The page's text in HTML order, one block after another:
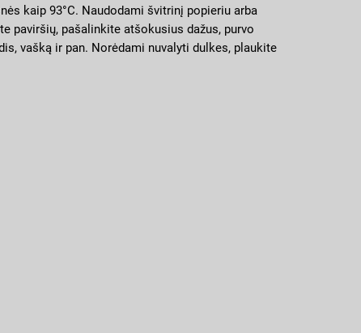
kaip 93°C. Naudodami švitrinį popieriu arba
paviršių, pašalinkite atšokusius dažus, purvo
vašką ir pan. Norėdami nuvalyti dulkes, plaukite
patartina purkšti kelis plonus sluoksnius su